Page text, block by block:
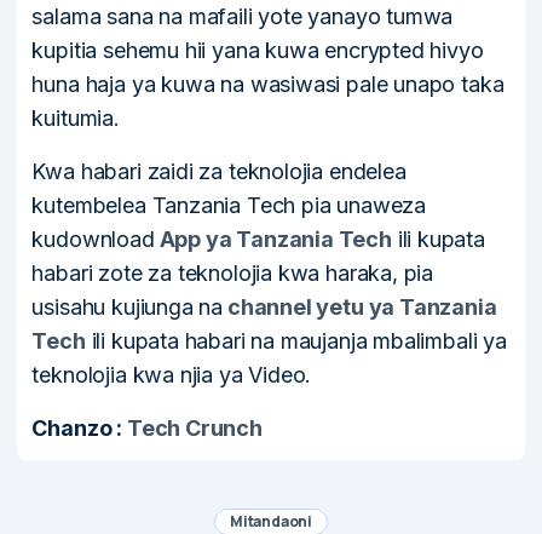
salama sana na mafaili yote yanayo tumwa
kupitia sehemu hii yana kuwa encrypted hivyo
huna haja ya kuwa na wasiwasi pale unapo taka
kuitumia.
Kwa habari zaidi za teknolojia endelea
kutembelea Tanzania Tech pia unaweza
kudownload App ya Tanzania Tech ili kupata
habari zote za teknolojia kwa haraka, pia
usisahu kujiunga na channel yetu ya Tanzania
Tech ili kupata habari na maujanja mbalimbali ya
teknolojia kwa njia ya Video.
Chanzo : Tech Crunch
Mitandaoni